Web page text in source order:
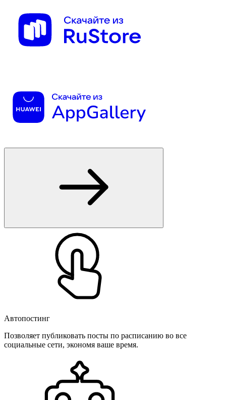
Автопостинг
Позволяет публиковать посты по расписанию во все
социальные сети, экономя ваше время.